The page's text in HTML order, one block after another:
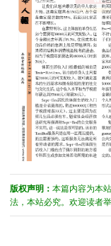
版权声明： 本篇内容为本
法，本站必究。欢迎读者